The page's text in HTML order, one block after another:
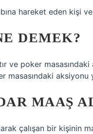
hareket eden kişi
DEMEK?
ve poker
masasındaki aksiyonu
MAAŞ
çalışan bir kişinin